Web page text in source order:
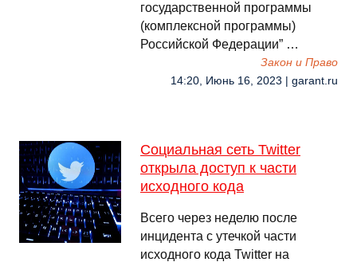
государственной программы
(комплексной программы)
Российской Федерации” …
Закон и Право
14:20, Июнь 16, 2023 | garant.ru
Социальная сеть Twitter
открыла доступ к части
исходного кода
Всего через неделю после
инцидента с утечкой части
исходного кода Twitter на